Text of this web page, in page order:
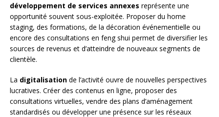
développement de services annexes représente une
opportunité souvent sous-exploitée. Proposer du home
staging, des formations, de la décoration événementielle ou
encore des consultations en feng shui permet de diversifier les
sources de revenus et d’atteindre de nouveaux segments de
clientèle.
La digitalisation de l’activité ouvre de nouvelles perspectives
lucratives. Créer des contenus en ligne, proposer des
consultations virtuelles, vendre des plans d’aménagement
standardisés ou développer une présence sur les réseaux